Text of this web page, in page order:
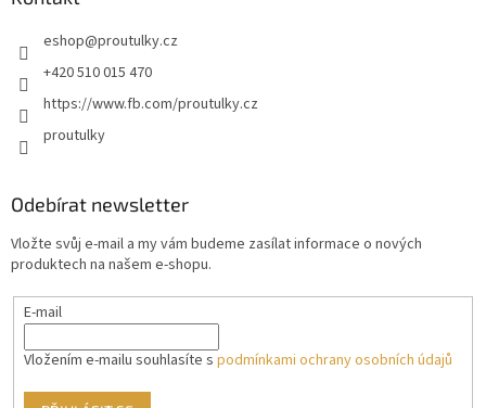
eshop@proutulky.cz
+420 510 015 470
https://www.fb.com/proutulky.cz
proutulky
Odebírat newsletter
Vložte svůj e-mail a my vám budeme zasílat informace o nových
produktech na našem e-shopu.
E-mail
Vložením e-mailu souhlasíte s podmínkami ochrany osobních údajů